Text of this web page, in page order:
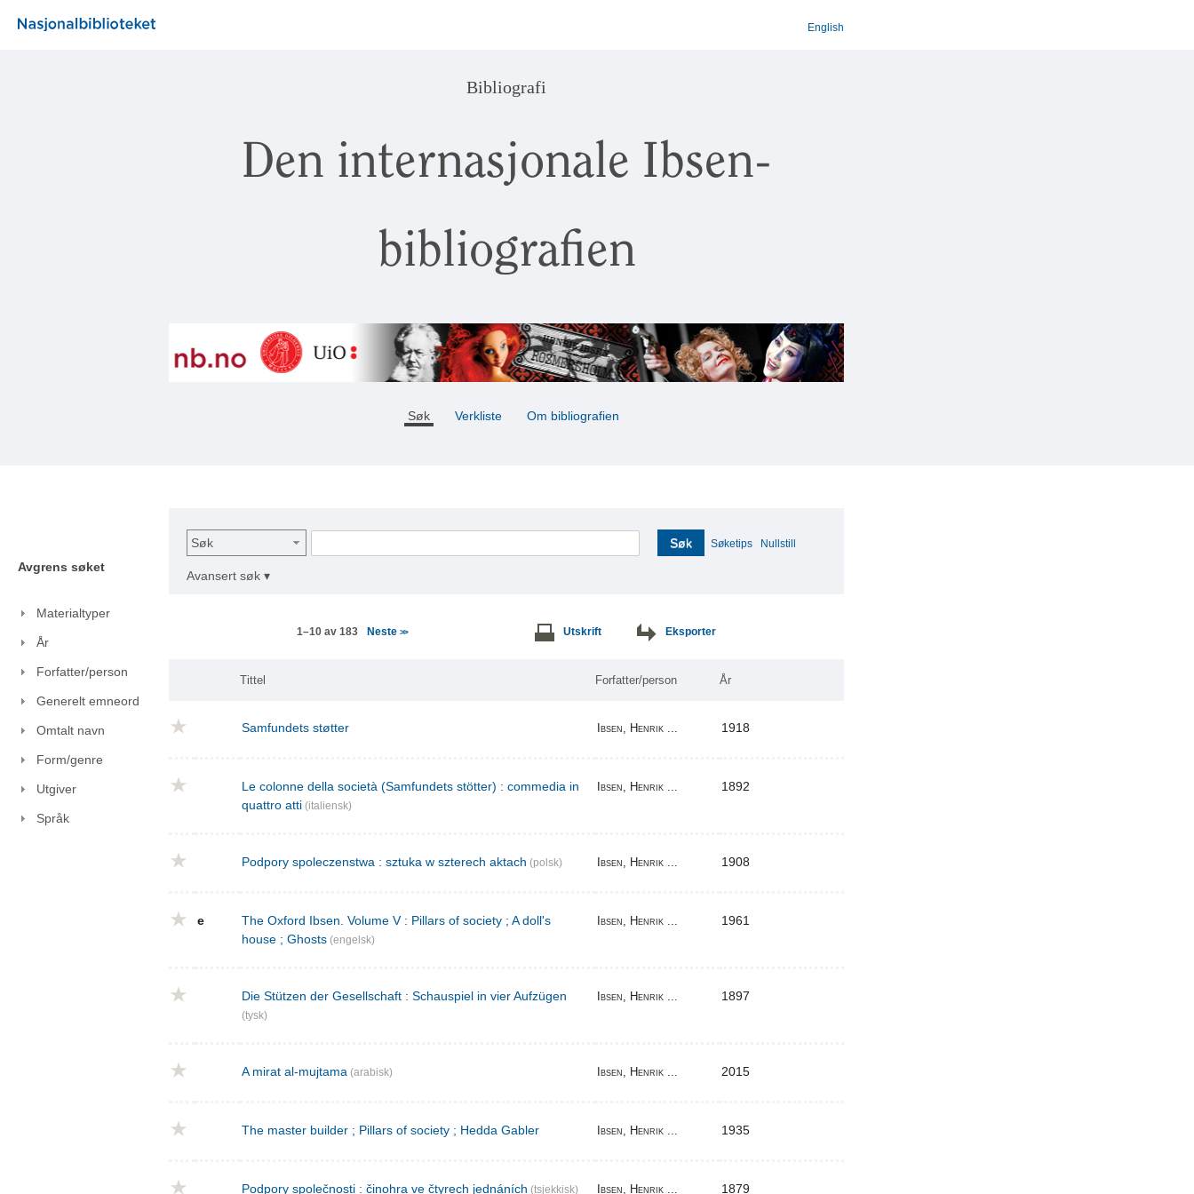
English
Bibliografi
Den internasjonale Ibsen-
bibliografien
Søk Verkliste Om bibliografien
Avgrens søket
Materialtyper
År
Forfatter/person
Generelt emneord
Omtalt navn
Form/genre
Utgiver
Språk
Søk Søk Søketips Nullstill
Avansert søk ▾
1–10 av 183 Neste >> Utskrift Eksporter
Tittel Forfatter/person År
Samfundets støtter Ibsen, Henrik ... 1918
Le colonne della società (Samfundets stötter) : commedia in
quattro atti (italiensk)
Ibsen, Henrik ... 1892
Podpory spoleczenstwa : sztuka w szterech aktach (polsk) Ibsen, Henrik ... 1908
e
The Oxford Ibsen. Volume V : Pillars of society ; A doll's
house ; Ghosts (engelsk)
Ibsen, Henrik ... 1961
Die Stützen der Gesellschaft : Schauspiel in vier Aufzügen
(tysk)
Ibsen, Henrik ... 1897
A mirat al-mujtama (arabisk) Ibsen, Henrik ... 2015
The master builder ; Pillars of society ; Hedda Gabler Ibsen, Henrik ... 1935
Podpory společnosti : činohra ve čtyrech jednáních (tsjekkisk) Ibsen, Henrik ... 1879